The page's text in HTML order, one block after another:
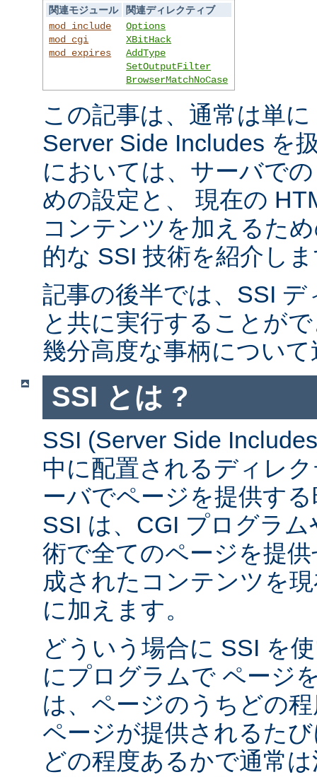
関連モジュール
関連ディレクティブ
mod_include
mod_cgi
mod_expires
Options
XBitHack
AddType
SetOutputFilter
BrowserMatchNoCase
この記事は、通常は単
Server Side Includes を
においては、サーバで
めの設定と、 現在の
コンテンツを加えるた
的な SSI 技術を紹介し
記事の後半では、SSI
と共に実行することが
幾分高度な事柄につい
SSI とは ?
SSI (Server Side
中に配置されるディレ
ーバでページを提供す
SSI は、CGI プログラ
術で全てのページを提
成されたコンテンツを
に加えます。
どういう場合に SSI を
にプログラムで ページ
は、ページのうちどの
ページが提供されるた
どの程度あるかで通常